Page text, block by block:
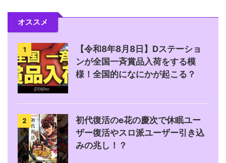
オススメ
1
【令和8年8月8日】Dステーショ
ンが全国一斉賞品入荷をする模
様！全国的になにかが起こる？
2
初代復活のe花の慶次で休眠ユー
ザー復活やスロ派ユーザー引き込
みの兆し！？